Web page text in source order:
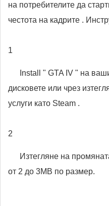
на потребителите да
честота на кадрите .
1
Install " GTA IV " на
дисковете или чрез
услуги като Steam .
2
Изтегляне на
от 2 до 3MB по размер.